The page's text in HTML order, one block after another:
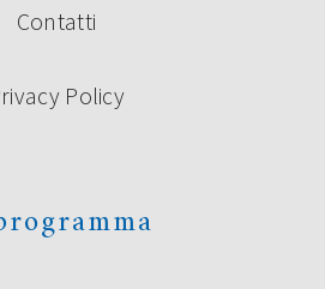
Contatti
Policy